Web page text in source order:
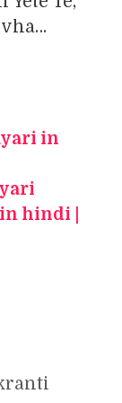
in
hindi |